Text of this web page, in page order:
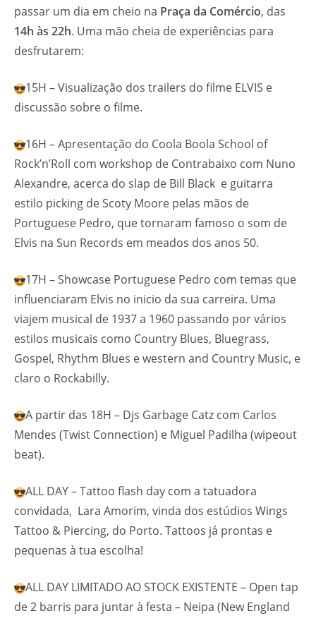
passar um dia em cheio na Praça da Comércio, das
14h às 22h. Uma mão cheia de experiências para
desfrutarem:
15H – Visualização dos trailers do filme ELVIS e
discussão sobre o filme.
16H – Apresentação do Coola Boola School of
Rock’n’Roll com workshop de Contrabaixo com Nuno
Alexandre, acerca do slap de Bill Black e guitarra
estilo picking de Scoty Moore pelas mãos de
Portuguese Pedro, que tornaram famoso o som de
Elvis na Sun Records em meados dos anos 50.
17H – Showcase Portuguese Pedro com temas que
influenciaram Elvis no inicio da sua carreira. Uma
viajem musical de 1937 a 1960 passando por vários
estilos musicais como Country Blues, Bluegrass,
Gospel, Rhythm Blues e western and Country Music, e
claro o Rockabilly.
A partir das 18H – Djs Garbage Catz com Carlos
Mendes (Twist Connection) e Miguel Padilha (wipeout
beat).
ALL DAY – Tattoo flash day com a tatuadora
convidada, Lara Amorim, vinda dos estúdios Wings
Tattoo & Piercing, do Porto. Tattoos já prontas e
pequenas à tua escolha!
ALL DAY LIMITADO AO STOCK EXISTENTE – Open tap
de 2 barris para juntar à festa – Neipa (New England